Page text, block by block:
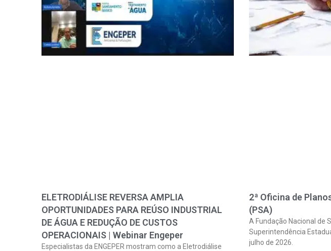
ELETRODIÁLISE REVERSA AMPLIA
OPORTUNIDADES PARA REÚSO INDUSTRIAL
DE ÁGUA E REDUÇÃO DE CUSTOS
OPERACIONAIS | Webinar Engeper
Especialistas da ENGEPER mostram como a Eletrodiálise
2ª Oficina de
(PSA)
A Fundação Nacional de
Superintendência
julho de 2026.